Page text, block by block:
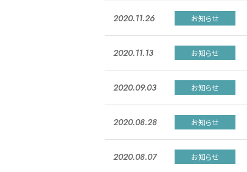
2020.11.26 お知らせ
2020.11.13 お知らせ
2020.09.03 お知らせ
2020.08.28 お知らせ
2020.08.07 お知らせ